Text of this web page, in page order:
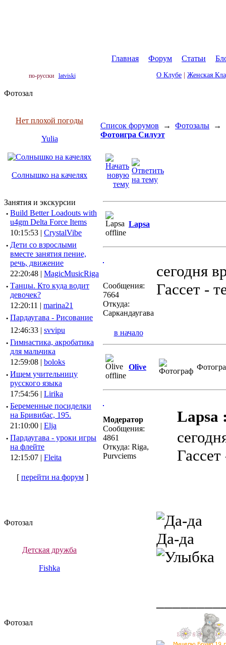
Главная Форум Статьи
по-русски latviski О Клубе Женская
Фотозал
Нет плохой погоды
Yulia
Солнышко на качелях
Занятия и экскурсии
· Build Better Loadouts with
u4gm Delta Force Items
10:15:53 | CrystalVibe
· Дети со взрослыми
вместе занятия пение,
речь, движение
22:20:48 | MagicMusicRiga
· Танцы. Кто куда водит
девочек?
12:20:11 | marina21
· Пардаугава - Рисование
12:46:33 | svvipu
· Гимнастика, акробатика
для мальчика
12:59:08 | boloks
· Ищем учительницу
русского языка
17:54:56 | Lirika
· Беременные посиделки
на Бривибас, 195.
21:10:00 | Elja
· Пардаугава - уроки игры
на флейте
12:15:07 | Fleita
[ перейти на форум]
Фотозал
Детская дружба
Fishka
Фотозал
Список форумов → Фотозалы →
Фотоигра Силуэт
Lapsa
Сообщения:
7664
Откуда:
Саркандаугава
сегодня
Гассет -
в начало
Olive
Модератор
Сообщения:
4861
Откуда: Riga,
Purvciems
Lapsa
Да-да